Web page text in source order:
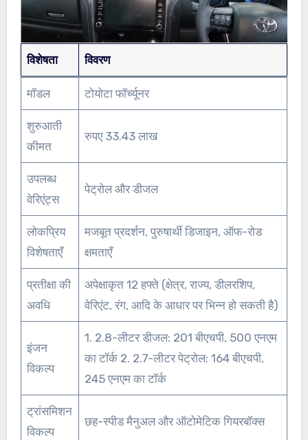
विशेषता विवरण
मॉडल टोयोटा फॉर्च्यूनर
शुरुआती
कीमत
रुपए 33.43 लाख
उपलब्ध
वेरिएंट्स
पेट्रोल और डीजल
लोकप्रिय
विशेषताएँ
मजबूत प्रदर्शन, पुरुषार्थी डिजाइन, ऑफ-रोड
क्षमताएँ
प्रतीक्षा की
अवधि
अपेक्षाकृत 12 हफ्ते (क्षेत्र, राज्य, डीलरशिप,
वेरिएंट, रंग, आदि के आधार पर भिन्न हो सकती है)
इंजन
विकल्प
1. 2.8-लीटर डीजल: 201 बीएचपी, 500 एनएम
का टॉर्क 2. 2.7-लीटर पेट्रोल: 164 बीएचपी,
245 एनएम का टॉर्क
ट्रांसमिशन
विकल्प
छह-स्पीड मैनुअल और ऑटोमेटिक गियरबॉक्स